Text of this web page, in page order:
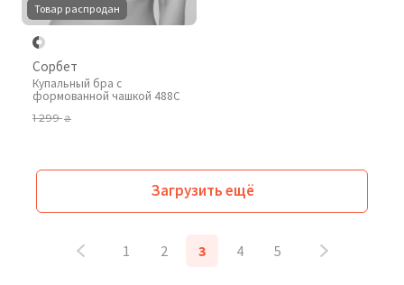
Товар распродан
Сорбет
Купальный бра с
формованной чашкой 488C
1 299₴
Загрузить ещё
1 2 3 4 5